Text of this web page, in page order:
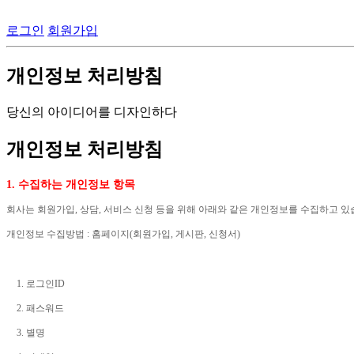
로그인 회원가입
개인정보 처리방침
당신의 아이디어를 디자인하다
개인정보 처리방침
1. 수집하는 개인정보 항목
회사는 회원가입 상담 서비스 신청 등을 위해 아래와 같은 개인정보를 수집하고 있
개인정보 수집방법 : 홈페이지(회원가입 게시판 신청서)
1. 로그인ID
2.패스워드
3. 별명